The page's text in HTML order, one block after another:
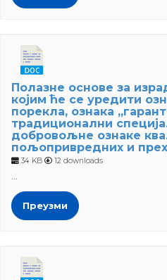
Полазне основе за
којим ће се уредити
порекла, ознака
традиционални
добровољне ознаке
пољопривредних и
34 KB 12 downloads
...
Преузми